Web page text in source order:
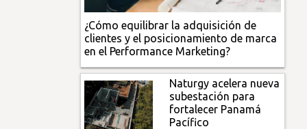
¿Cómo equilibrar la adquisición de
clientes y el posicionamiento de marca
en el Performance Marketing?
Naturgy acelera nueva
subestación para
fortalecer Panamá
Pacífico